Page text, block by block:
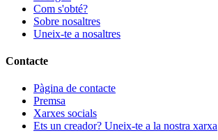
Com s'obté?
Sobre nosaltres
Uneix-te a nosaltres
Contacte
Pàgina de contacte
Premsa
Xarxes socials
Ets un creador? Uneix-te a la nostra xarxa